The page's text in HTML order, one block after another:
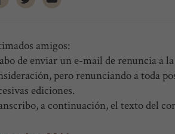
amigos:
de enviar un e-mail de renuncia a
pero renunciando a toda
ediciones.
a continuación, el texto del